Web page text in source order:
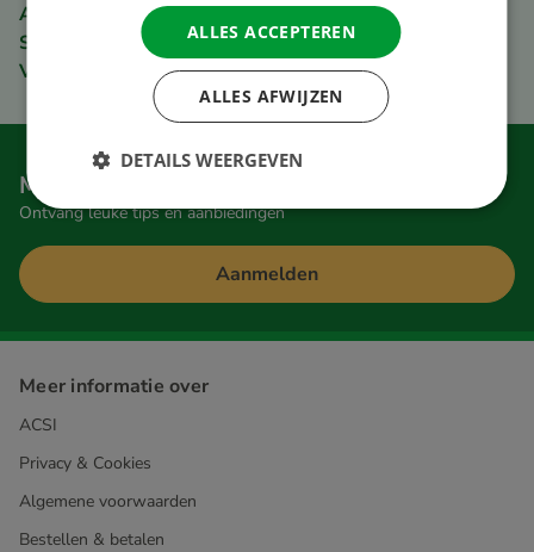
ACSI Club ID Ledenvoordeel
Snel en eenvoudig bestellen
Veilig betalen
Meld je aan voor onze nieuwsbrief
Ontvang leuke tips en aanbiedingen
Aanmelden
Meer informatie over
ACSI
Privacy & Cookies
Algemene voorwaarden
Bestellen & betalen
ALLES ACCEPTEREN
ALLES AFWIJZEN
DETAILS WEERGEVEN